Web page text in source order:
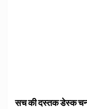
सच की दस्तक डेस्क